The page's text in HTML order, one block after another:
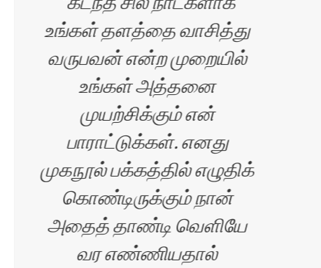
உங்கள் தளத்தை வாசித்து
வருபவன் என்ற முறையில்
உங்கள் அத்தனை
முயற்சிக்கும் என்
பாராட்டுக்கள். எனது
முகநூல் பக்கத்தில் எழுதிக்
கொண்டிருக்கும் நான்
அதைத் தாண்டி வெளியே
வர எண்ணியதால்